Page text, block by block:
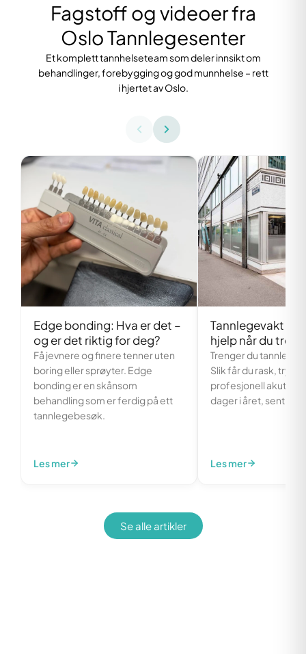
Fagstoff og videoer fra
Oslo Tannlegesenter
Et komplett tannhelseteam som deler innsikt om
behandlinger, forebygging og god munnhelse – rett
i hjertet av Oslo.
Edge bonding: Hva er det –
og er det riktig for deg?
Få jevnere og finere tenner uten
boring eller sprøyter. Edge
bonding er en skånsom
behandling som er ferdig på ett
tannlegebesøk.
Les mer
Tannlegevakt i
hjelp når du
Trenger du
Slik får du rask, trygg
profesjonell
dager i året, sentralt i
Les mer
Se alle artikler